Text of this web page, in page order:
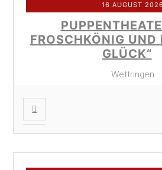
16 AUGUST
FROSCHKÖNIG UND
GLÜCK“
Wettringen